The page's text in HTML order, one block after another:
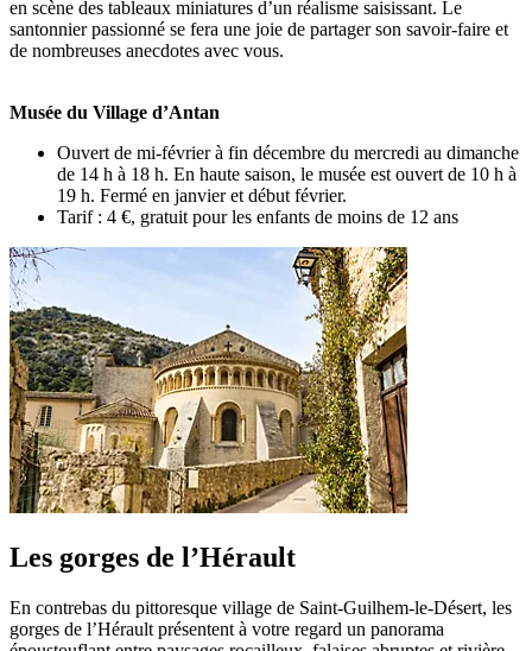
en scène des tableaux miniatures d’un réalisme saisissant. Le
santonnier passionné se fera une joie de partager son savoir-faire et
de nombreuses anecdotes avec vous.
Musée du Village d’Antan
Ouvert de mi-février à fin décembre du mercredi au dimanche
de 14 h à 18 h. En haute saison, le musée est ouvert de 10 h à
19 h. Fermé en janvier et début février.
Tarif : 4 €, gratuit pour les enfants de moins de 12 ans
Les gorges de l’Hérault
En contrebas du pittoresque village de Saint-Guilhem-le-Désert, les
gorges de l’Hérault présentent à votre regard un panorama